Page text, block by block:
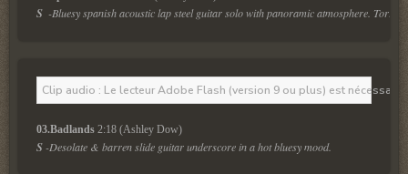
S -Bluesy spanish acoustic lap steel guitar solo with panoramic atmosphere.
Clip audio : Le lecteur Adobe Flash (version 9 ou plus) est
03.Badlands 2:18 (Ashley Dow)
S -Desolate & barren slide guitar underscore in a hot bluesy mood.